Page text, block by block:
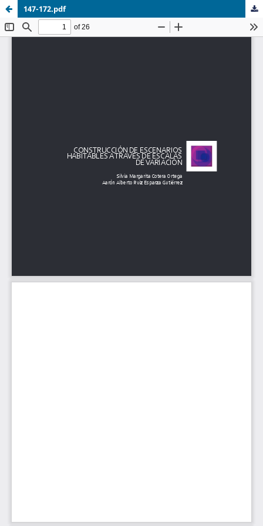
147-172.pdf